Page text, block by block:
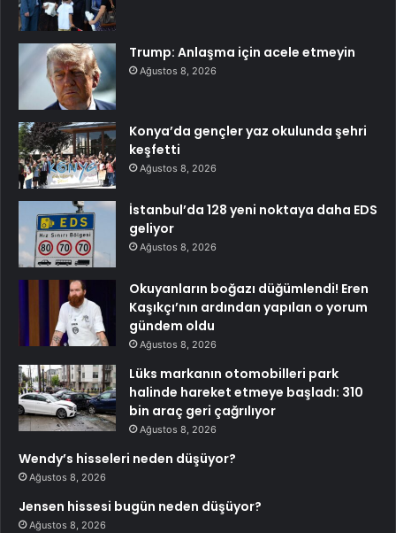
Trump: Anlaşma için acele etmeyin
Ağustos 8, 2026
Konya’da gençler yaz okulunda şehri
keşfetti
Ağustos 8, 2026
İstanbul’da 128 yeni noktaya daha EDS
geliyor
Ağustos 8, 2026
Okuyanların boğazı düğümlendi! Eren
Kaşıkçı’nın ardından yapılan o yorum
gündem oldu
Ağustos 8, 2026
Lüks markanın otomobilleri park
halinde hareket etmeye başladı: 310
bin araç geri çağrılıyor
Ağustos 8, 2026
Wendy’s hisseleri neden düşüyor?
Ağustos 8, 2026
Jensen hissesi bugün neden düşüyor?
Ağustos 8, 2026